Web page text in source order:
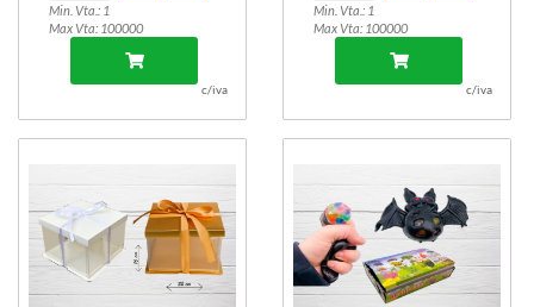
Min. Vta.: 1
Max Vta: 100000
c/iva
Min. Vta.: 1
Max Vta: 100000
c/iva